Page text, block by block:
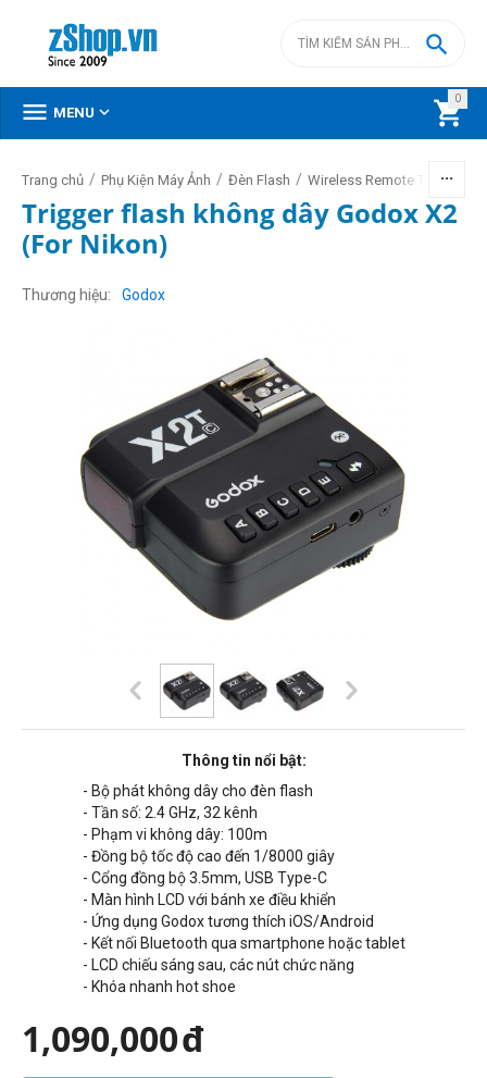
0


 MENU 
Trang chủ / Phụ Kiện Máy Ảnh / Đèn Flash / Wireless Remote Trigger
Trigger flash không dây Godox X2
(For Nikon)
Thương hiệu Godox
Thông tin nổi bật:
- Bộ phát không dây cho đèn flash
- Tần số: 2.4 GHz, 32 kênh
- Phạm vi không dây: 100m
- Đồng bộ tốc độ cao đến 1/8000 giây
- Cổng đồng bộ 3.5mm, USB Type-C
- Màn hình LCD với bánh xe điều khiển
- Ứng dụng Godox tương thích iOS/Android
- Kết nối Bluetooth qua smartphone hoặc tablet
- LCD chiếu sáng sau, các nút chức năng
- Khóa nhanh hot shoe
1,090,000đ